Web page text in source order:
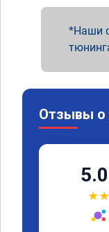
Наши
Отзывы о
★★